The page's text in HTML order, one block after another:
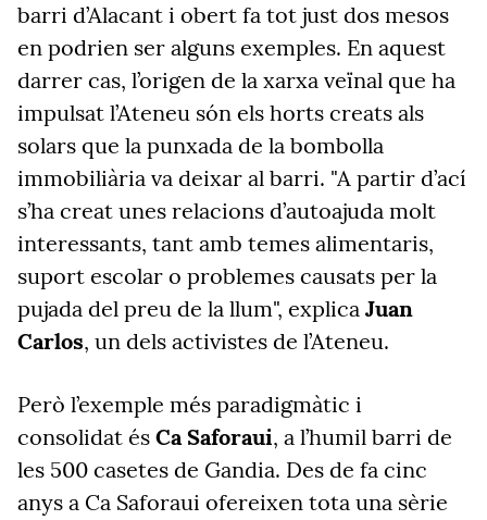
barri d’Alacant i obert fa tot just dos mesos
en podrien ser alguns exemples. En aquest
darrer cas, l’origen de la xarxa veïnal que ha
impulsat l’Ateneu són els horts creats als
solars que la punxada de la bombolla
immobiliària va deixar al barri. "A partir d’ací
s’ha creat unes relacions d’autoajuda molt
interessants, tant amb temes alimentaris,
suport escolar o problemes causats per la
pujada del preu de la llum", explica Juan
Carlos, un dels activistes de l’Ateneu.
Però l’exemple més paradigmàtic i
consolidat és Ca Saforaui, a l’humil barri de
les 500 casetes de Gandia. Des de fa cinc
anys a Ca Saforaui ofereixen tota una sèrie